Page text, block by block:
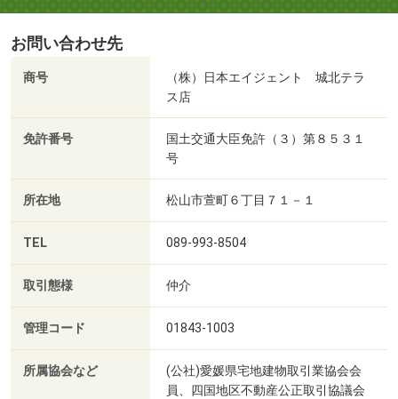
お問い合わせ先
商号
（株）日本エイジェント 城北テラ
ス店
免許番号
国土交通大臣免許（３）第８５３１
号
所在地 松山市萱町６丁目７１－１
TEL 089-993-8504
取引態様 仲介
管理コード 01843-1003
所属協会など
(公社)愛媛県宅地建物取引業協会会
員、四国地区不動産公正取引協議会